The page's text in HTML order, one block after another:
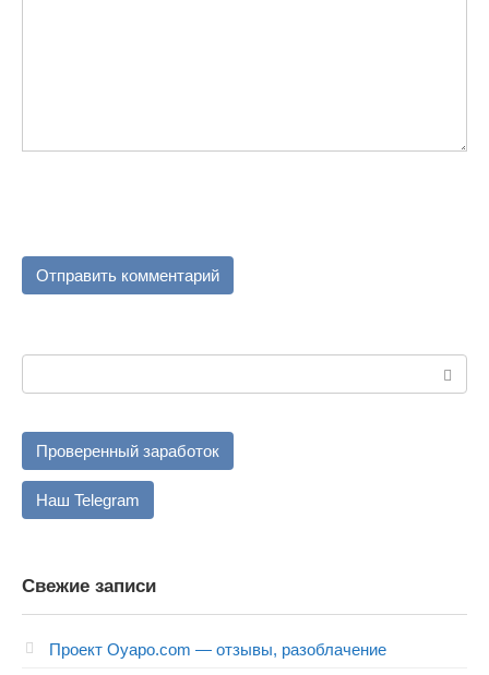
Проверенный заработок
Наш Telegram
Свежие записи
Проект Oyapo.com — отзывы, разоблачение